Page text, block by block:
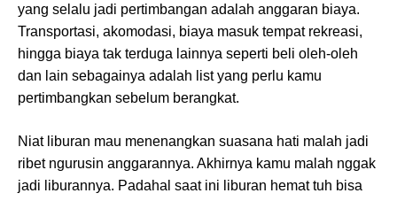
yang selalu jadi pertimbangan adalah anggaran biaya.
Transportasi, akomodasi, biaya masuk tempat rekreasi,
hingga biaya tak terduga lainnya seperti beli oleh-oleh
dan lain sebagainya adalah list yang perlu kamu
pertimbangkan sebelum berangkat.
Niat liburan mau menenangkan suasana hati malah jadi
ribet ngurusin anggarannya. Akhirnya kamu malah nggak
jadi liburannya. Padahal saat ini liburan hemat tuh bisa